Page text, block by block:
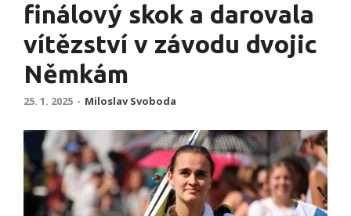
finálový skok a darovala
vítězství v závodu dvojic
Němkám
25. 1. 2025 - Miloslav Svoboda